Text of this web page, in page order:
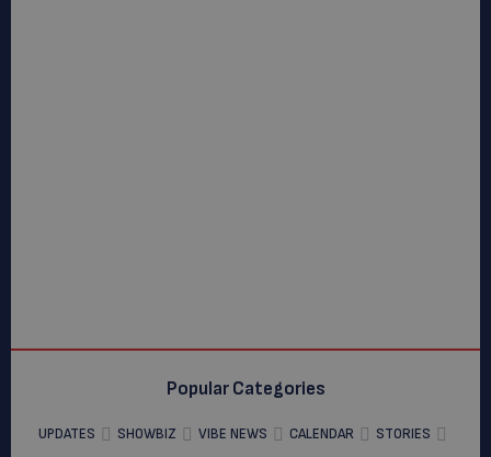
Popular Categories
UPDATES SHOWBIZ VIBE NEWS CALENDAR
STORIES